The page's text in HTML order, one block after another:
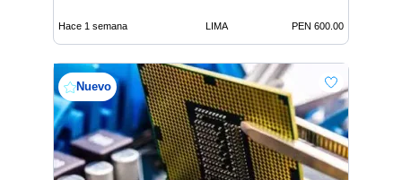
Hace 1 semana LIMA PEN 600.00
Nuevo